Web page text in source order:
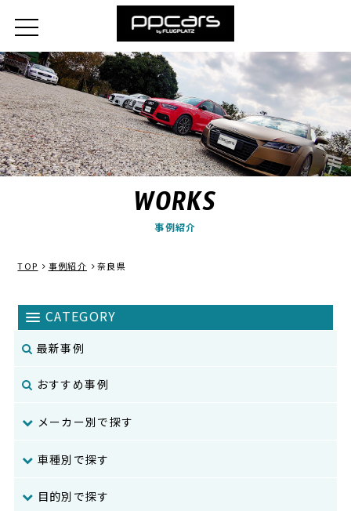
WORKS
事例紹介
TOP 事例紹介 奈良県
最新事例
おすすめ事例
メーカー別で探す
車種別で探す
目的別で探す